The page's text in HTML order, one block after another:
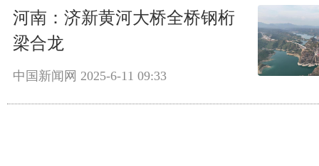
河南：济新黄河大桥全桥钢桁
梁合龙
中国新闻网 2025-6-11 09:33